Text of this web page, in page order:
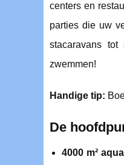
centers en
parties die uw
stacaravans
zwemmen!
Handige tip:
De
4000 m²